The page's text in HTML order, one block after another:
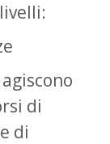
di
di